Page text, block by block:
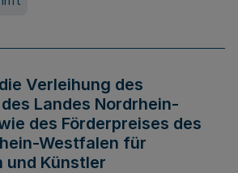
Verleihung des
Landes Nordrhein-
des Förderpreises des
Westfalen für
und Künstler